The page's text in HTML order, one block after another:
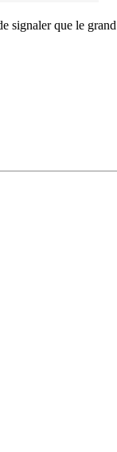
signaler que le